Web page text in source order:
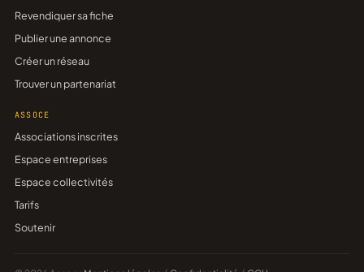
Revendiquer sa fiche
Publier une annonce
Créer un réseau
Trouver un partenariat
ASSOCE
Associations inscrites
Espace entreprises
Espace collectivités
Tarifs
Soutenir